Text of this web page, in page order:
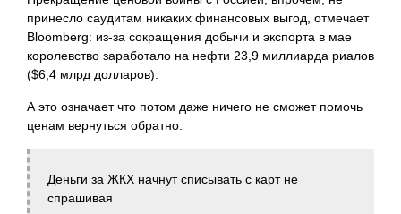
принесло саудитам никаких финансовых выгод, отмечает
Bloomberg: из-за сокращения добычи и экспорта в мае
королевство заработало на нефти 23,9 миллиарда риалов
($6,4 млрд долларов).
А это означает что потом даже ничего не сможет помочь
ценам вернуться обратно.
Деньги за ЖКХ начнут списывать c карт не
спрашивая